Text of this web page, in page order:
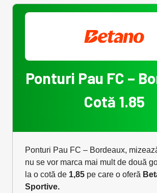
Ponturi Pau FC –
Cotă 1.85
Ponturi Pau FC – Bordeaux,
nu se vor marca mai mult de două
la o cotă de 1,85 pe care o oferă
Sportive.